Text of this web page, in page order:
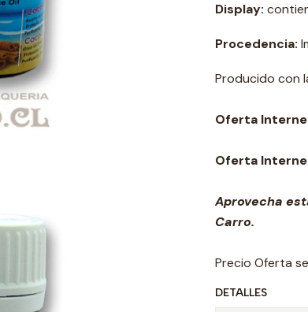
Display:
Procedencia:
Producido con
Oferta
Oferta
Aprovecha
Carro.
Precio Oferta
DETALLES